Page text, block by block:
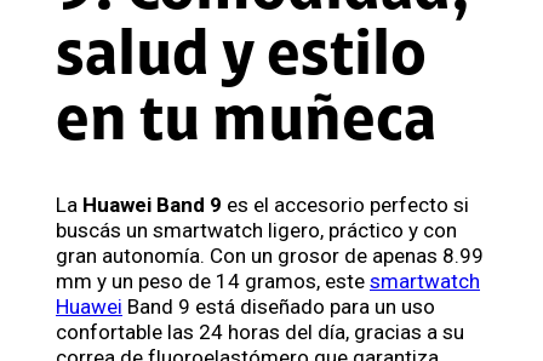
salud y estilo
en tu muñeca
La Huawei Band 9 es el accesorio perfecto si
buscás un smartwatch ligero, práctico y con
gran autonomía. Con un grosor de apenas 8.99
mm y un peso de 14 gramos, este smartwatch
Huawei Band 9 está diseñado para un uso
confortable las 24 horas del día, gracias a su